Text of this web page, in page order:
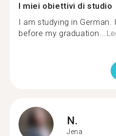
I miei obiettivi di studio
I am studying in
before my graduation...
N.
Jena